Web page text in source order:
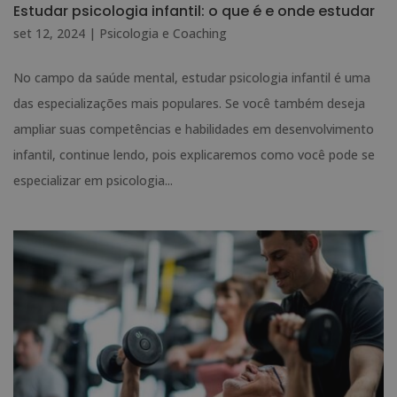
Estudar psicologia infantil: o que é e onde estudar
set 12, 2024 | Psicologia e Coaching
No campo da saúde mental, estudar psicologia infantil é uma
das especializações mais populares. Se você também deseja
ampliar suas competências e habilidades em desenvolvimento
infantil, continue lendo, pois explicaremos como você pode se
especializar em psicologia...